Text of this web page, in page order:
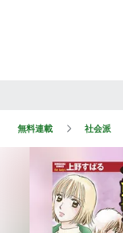
無料連載 社会派